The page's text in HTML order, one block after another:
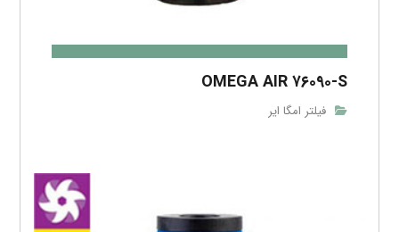
OMEGA AIR ۷۶۰۹۰-S
فیلتر امگا ایر